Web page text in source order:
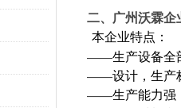
二、广州沃霖企
本企业特点：
——生产设备全
——设计，生产
——生产能力强